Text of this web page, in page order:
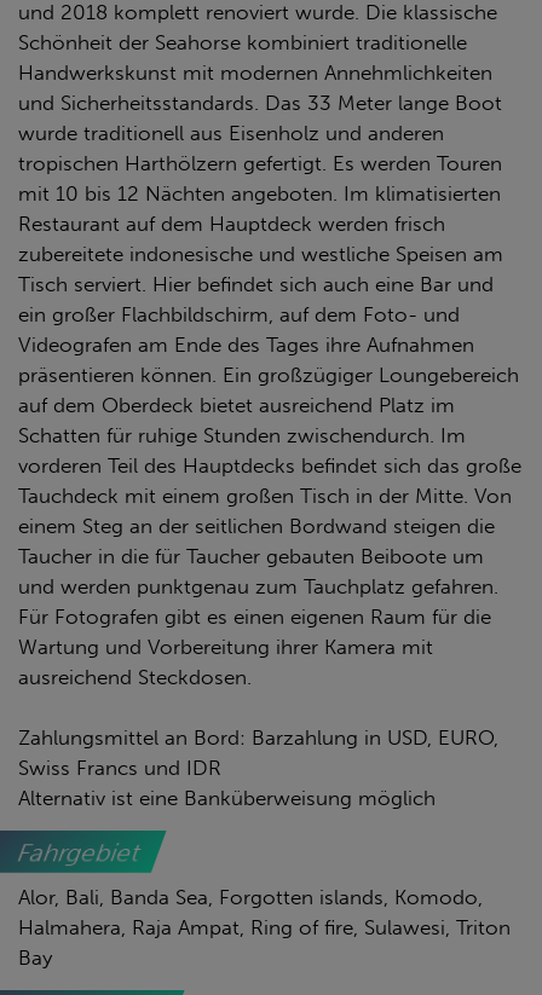
und 2018 komplett renoviert wurde. Die klassische
Schönheit der Seahorse kombiniert traditionelle
Handwerkskunst mit modernen Annehmlichkeiten
und Sicherheitsstandards. Das 33 Meter lange Boot
wurde traditionell aus Eisenholz und anderen
tropischen Harthölzern gefertigt. Es werden Touren
mit 10 bis 12 Nächten angeboten. Im klimatisierten
Restaurant auf dem Hauptdeck werden frisch
zubereitete indonesische und westliche Speisen am
Tisch serviert. Hier befindet sich auch eine Bar und
ein großer Flachbildschirm, auf dem Foto- und
Videografen am Ende des Tages ihre Aufnahmen
präsentieren können. Ein großzügiger Loungebereich
auf dem Oberdeck bietet ausreichend Platz im
Schatten für ruhige Stunden zwischendurch. Im
vorderen Teil des Hauptdecks befindet sich das große
Tauchdeck mit einem großen Tisch in der Mitte. Von
einem Steg an der seitlichen Bordwand steigen die
Taucher in die für Taucher gebauten Beiboote um
und werden punktgenau zum Tauchplatz gefahren.
Für Fotografen gibt es einen eigenen Raum für die
Wartung und Vorbereitung ihrer Kamera mit
ausreichend Steckdosen.
Zahlungsmittel an Bord: Barzahlung in USD, EURO,
Swiss Francs und IDR
Alternativ ist eine Banküberweisung möglich
Fahrgebiet
Alor, Bali, Banda Sea, Forgotten islands, Komodo,
Halmahera, Raja Ampat, Ring of fire, Sulawesi, Triton
Bay